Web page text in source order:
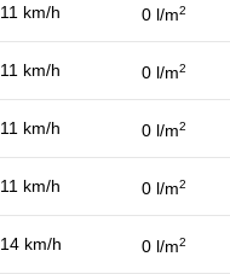
11 km/h 0 l/m2
11 km/h 0 l/m2
11 km/h 0 l/m2
11 km/h 0 l/m2
14 km/h 0 l/m2